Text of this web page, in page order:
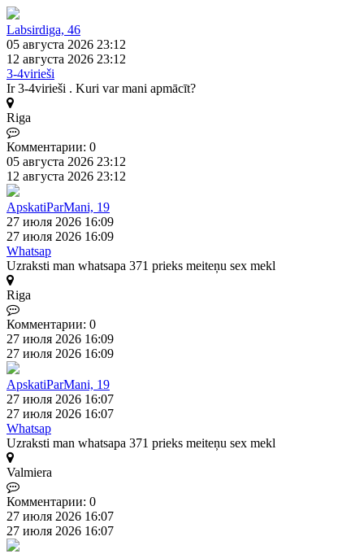
Labsirdiga, 46
05 августа 2026 23:12
12 августа 2026 23:12
3-4virieši
Ir 3-4virieši . Kuri var mani apmācīt?
Riga
Комментарии: 0
05 августа 2026 23:12
12 августа 2026 23:12
ApskatiParMani, 19
27 июля 2026 16:09
27 июля 2026 16:09
Whatsap
Uzraksti man whatsapa 371 prieks meiteņu sex mekl
Riga
Комментарии: 0
27 июля 2026 16:09
27 июля 2026 16:09
ApskatiParMani, 19
27 июля 2026 16:07
27 июля 2026 16:07
Whatsap
Uzraksti man whatsapa 371 prieks meiteņu sex mekl
Valmiera
Комментарии: 0
27 июля 2026 16:07
27 июля 2026 16:07